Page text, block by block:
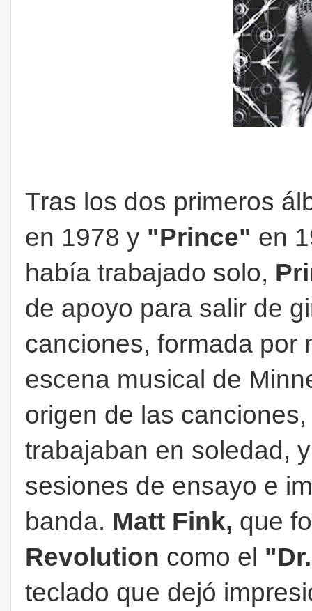
Tras los dos primeros
en 1978 y "Prince" en
había trabajado solo,
de apoyo para salir de
canciones, formada por
escena musical de
origen de las
trabajaban en soledad,
sesiones de ensayo e
banda. Matt Fink, que
Revolution como el
teclado que dejó